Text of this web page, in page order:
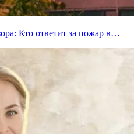
Кто ответит за пожар в…